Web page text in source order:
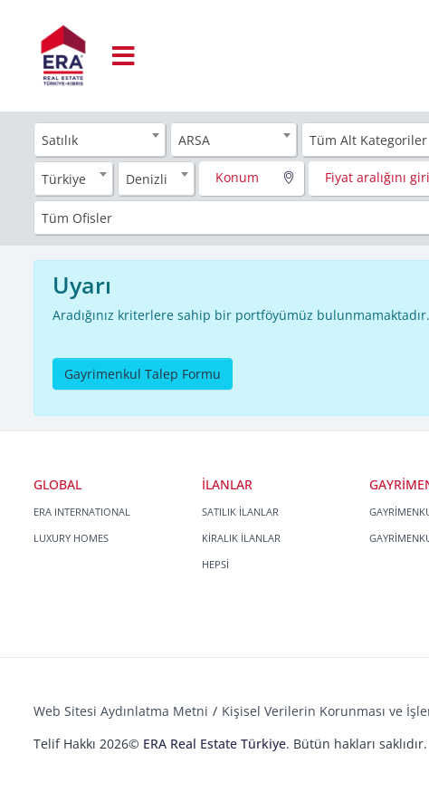
Satılık ARSA Tüm Alt Kategoriler
Türkiye Denizli Konum Fiyat aralığını
Tüm Ofisler
Uyarı
Aradığınız kriterlere sahip bir portföyümüz
Gayrimenkul Talep Formu
GLOBAL
ERA INTERNATIONAL
LUXURY HOMES
İLANLAR
SATILIK İLANLAR
KİRALIK İLANLAR
HEPSİ
Web Sitesi Aydınlatma Metni Kişisel Verilerin Korunması ve
Telif Hakkı 2026© ERA Real Estate Türkiye. Bütün hakları saklıdır.